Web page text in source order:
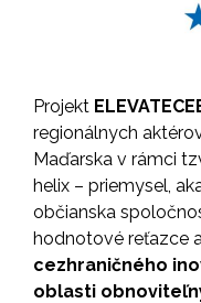
Projekt
regionálnych
Maďarska v rámci
helix – priemysel,
občianska
hodnotové reťazce
cezhraničného
oblasti